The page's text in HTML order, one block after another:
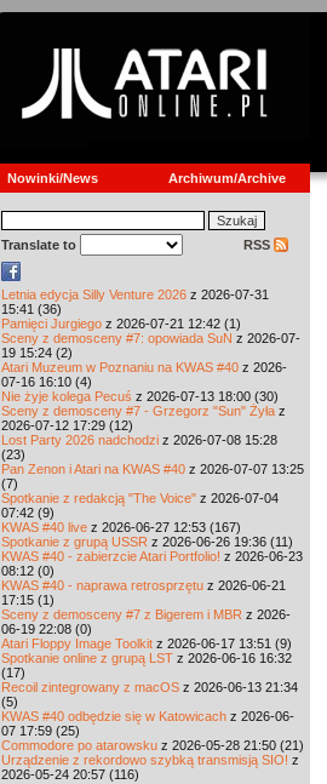
Nowinki/News Archiwum/Archive
Translate to RSS
Letnia edycja Silly Venture 2026 z 2026-07-31
15:41 (36)
Pamięci Jurgiego z 2026-07-21 12:42 (1)
Sceny z demosceny #7: opowiada SuN z 2026-07-
19 15:24 (2)
Atari Muzeum w Poznaniu na KWAS #40 z 2026-
07-16 16:10 (4)
Nie żyje kolega Pecuś z 2026-07-13 18:00 (30)
Sceny z demosceny #7 - Grzegorz "Sun" Żyła z
2026-07-12 17:29 (12)
Lost Party 2026 nadchodzi z 2026-07-08 15:28
(23)
Pan Zenon i Atari na KWAS #40 z 2026-07-07 13:25
(7)
Spotkanie z redakcją "The Voice" z 2026-07-04
07:42 (9)
KWAS #40 live z 2026-06-27 12:53 (167)
Spotkanie z grupą USSR z 2026-06-26 19:36 (11)
KWAS #40 - zabierzcie Atari Portfolio! z 2026-06-23
08:12 (0)
KWAS #40 - naprawa retrosprzętu z 2026-06-21
17:15 (1)
Sceny z demosceny #7 z Bigerem i MBR z 2026-
06-19 22:08 (0)
Atari Floppy Image Toolkit z 2026-06-17 13:51 (9)
Spotkanie online z grupą LST z 2026-06-16 16:32
(17)
Recoil zintegrowany z macOS z 2026-06-13 21:34
(5)
KWAS #40 odbędzie się w Katowicach z 2026-06-
07 17:59 (25)
Commodore po atarowsku z 2026-05-28 21:50 (21)
Urządzenie z rekordowo szybką transmisją SIO! z
2026-05-24 20:57 (116)